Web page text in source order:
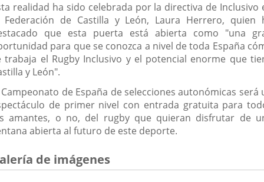
realidad ha sido celebrada por la directiva de Inclusivo
Federación de Castilla y León, Laura Herrero, quien
que esta puerta está abierta como "una
para que se conozca a nivel de toda España
trabaja el Rugby Inclusivo y el potencial enorme que
y León".
Campeonato de España de selecciones autonómicas será
de primer nivel con entrada gratuita para
amantes, o no, del rugby que quieran disfrutar de
abierta al futuro de este deporte.
de imágenes